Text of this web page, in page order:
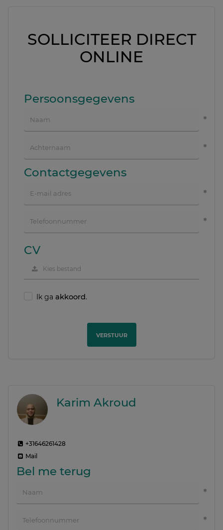
SOLLICITEER DIRECT
ONLINE
Persoonsgegevens
Contactgegevens
CV
Kies bestand
Ik ga akkoord.
VERSTUUR
Karim Akroud
+31646261428
Mail
Bel me terug